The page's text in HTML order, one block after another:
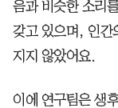
음과 비슷한 소리
갖고 있으며, 인간
지지 않았어요.
이에 연구팀은 생